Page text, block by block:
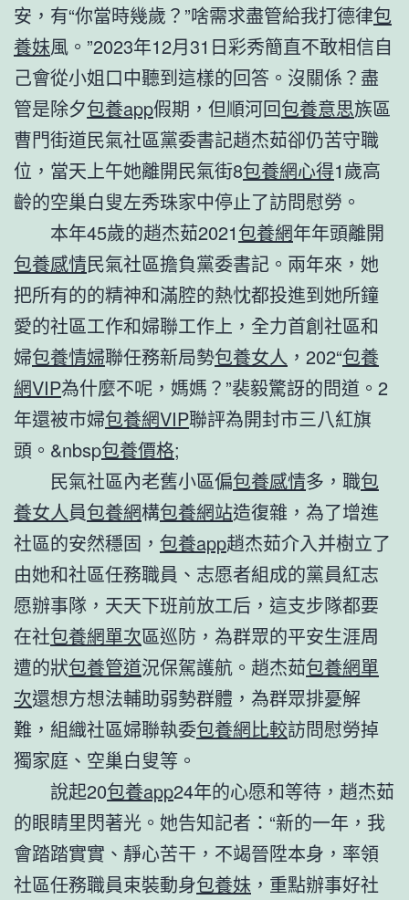
安，有“你當時幾歲？”啥需求盡管給我打德律包
養妹風。”2023年12月31日彩秀簡直不敢相信自
己會從小姐口中聽到這樣的回答。沒關係？盡
管是除夕包養app假期，但順河回包養意思族區
曹門街道民氣社區黨委書記趙杰茹卻仍苦守職
位，當天上午她離開民氣街8包養網心得1歲高
齡的空巢白叟左秀珠家中停止了訪問慰勞。
本年45歲的趙杰茹2021包養網年年頭離開
包養感情民氣社區擔負黨委書記。兩年來，她
把所有的的精神和滿腔的熱忱都投進到她所鐘
愛的社區工作和婦聯工作上，全力首創社區和
婦包養情婦聯任務新局勢包養女人 ，202“包養
網VIP為什麼不呢，媽媽？”裴毅驚訝的問道。2
年還被市婦包養網VIP聯評為開封市三八紅旗
頭。&nbsp包養價格;
民氣社區內老舊小區偏包養感情多，職包
養女人員包養網構包養網站造復雜，為了增進
社區的安然穩固， 包養app趙杰茹介入并樹立了
由她和社區任務職員、志愿者組成的黨員紅志
愿辦事隊，天天下班前放工后，這支步隊都要
在社包養網單次區巡防，為群眾的平安生涯周
遭的狀包養管道況保駕護航。趙杰茹包養網單
次還想方想法輔助弱勢群體，為群眾排憂解
難，組織社區婦聯執委包養網比較訪問慰勞掉
獨家庭、空巢白叟等。
說起20包養app24年的心愿和等待，趙杰茹
的眼睛里閃著光。她告知記者：“新的一年，我
會踏踏實實、靜心苦干，不竭晉陞本身，率領
社區任務職員束裝動身包養妹 ，重點辦事好社